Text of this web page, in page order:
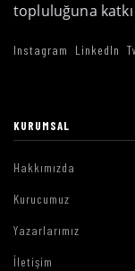
topluluğuna
Instagram LinkedIn
KURUMSAL
Hakkımızda
Kurucumuz
Yazarlarımız
İletişim